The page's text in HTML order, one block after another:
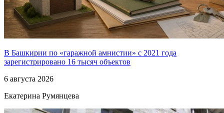
В Башкирии по «гаражной амнистии» с 2021 года
зарегистрировано 16 тысяч объектов
6 августа 2026
Екатерина Румянцева